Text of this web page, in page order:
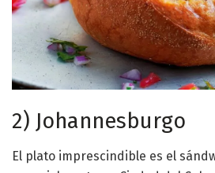
2) Johannesburgo
El plato imprescindible es el